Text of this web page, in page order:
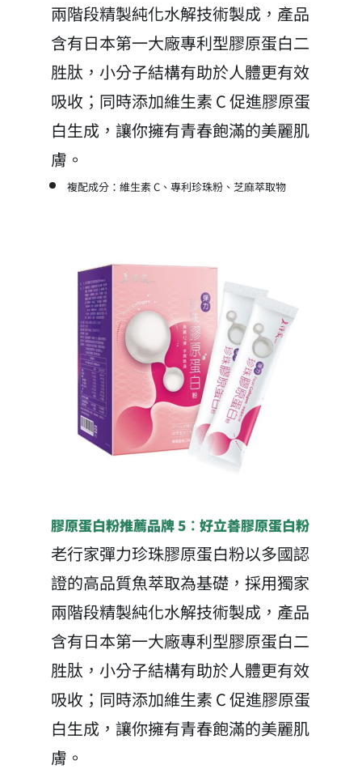
兩階段精製純化水解技術製成，產品
含有日本第一大廠專利型膠原蛋白二
胜肽，小分子結構有助於人體更有效
吸收；同時添加維生素 C 促進膠原蛋
白生成，讓你擁有青春飽滿的美麗肌
膚。
複配成分：維生素 C、專利珍珠粉、芝麻萃取物
膠原蛋白粉推薦品牌 5：好立善膠原蛋白粉
老行家彈力珍珠膠原蛋白粉以多國認
證的高品質魚萃取為基礎，採用獨家
兩階段精製純化水解技術製成，產品
含有日本第一大廠專利型膠原蛋白二
胜肽，小分子結構有助於人體更有效
吸收；同時添加維生素 C 促進膠原蛋
白生成，讓你擁有青春飽滿的美麗肌
膚。